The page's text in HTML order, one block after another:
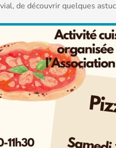
de découvrir quelques